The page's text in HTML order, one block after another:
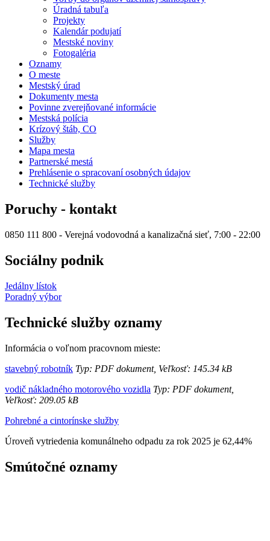
Úradná tabuľa
Projekty
Kalendár podujatí
Mestské noviny
Fotogaléria
Oznamy
O meste
Mestský úrad
Dokumenty mesta
Povinne zverejňované informácie
Mestská polícia
Krízový štáb, CO
Služby
Mapa mesta
Partnerské mestá
Prehlásenie o spracovaní osobných údajov
Technické služby
Poruchy - kontakt
0850 111 800 - Verejná vodovodná a kanalizačná sieť, 7:00 - 22:00
Sociálny podnik
Jedálny lístok
Poradný výbor
Technické služby oznamy
Informácia o voľnom pracovnom mieste:
stavebný robotník Typ: PDF dokument, Veľkosť: 145.34 kB
vodič nákladného motorového vozidla Typ: PDF dokument,
Veľkosť: 209.05 kB
Pohrebné a cintorínske služby
Úroveň vytriedenia komunálneho odpadu za rok 2025 je 62,44%
Smútočné oznamy